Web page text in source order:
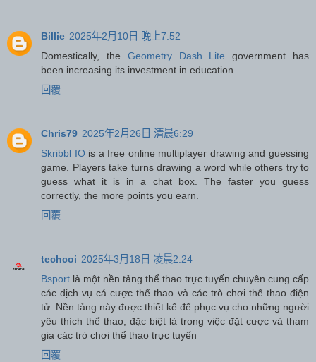
Billie 2025年2月10日 晚上7:52
Domestically, the Geometry Dash Lite government has
been increasing its investment in education.
回覆
Chris79 2025年2月26日 清晨6:29
Skribbl IOis a free online multiplayer drawing and guessing
game. Players take turns drawing a word while others try to
guess what it is in a chat box. The faster you guess
correctly, the more points you earn.
回覆
techcoi 2025年3月18日 凌晨2:24
Bsport là một nền tảng thể thao trực tuyến chuyên cung cấp
các dịch vụ cá cược thể thao và các trò chơi thể thao điện
tử .Nền tảng này được thiết kế để phục vụ cho những người
yêu thích thể thao, đặc biệt là trong việc đặt cược và tham
gia các trò chơi thể thao trực tuyến
回覆